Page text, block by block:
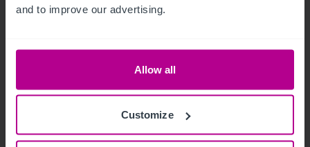
and to improve our advertising.
Allow all
Customize
Pressemitteilungen Hotels
Vermittlung